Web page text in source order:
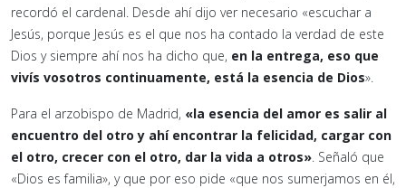
recordó el cardenal. Desde ahí dijo ver necesario «escuchar a
Jesús, porque Jesús es el que nos ha contado la verdad de este
Dios y siempre ahí nos ha dicho que, en la entrega, eso que
vivís vosotros continuamente, está la esencia de Dios».
Para el arzobispo de Madrid, «la esencia del amor es salir al
encuentro del otro y ahí encontrar la felicidad, cargar con
el otro, crecer con el otro, dar la vida a otros» . Señaló que
«Dios es familia», y que por eso pide «que nos sumerjamos en él,